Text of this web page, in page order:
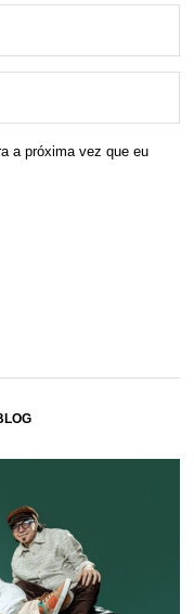
a próxima vez que eu